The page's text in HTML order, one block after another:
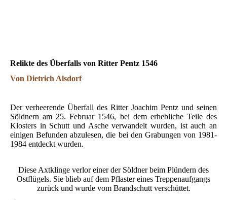
Relikte des Überfalls von Ritter Pentz 1546
Von Dietrich Alsdorf
Der verheerende Überfall des Ritter Joachim Pentz und seinen
Söldnern am 25. Februar 1546, bei dem erhebliche Teile des
Klosters in Schutt und Asche verwandelt wurden, ist auch an
einigen Befunden abzulesen, die bei den Grabungen von 1981-
1984 entdeckt wurden.
Diese Axtklinge verlor einer der Söldner beim Plündern des
Ostflügels. Sie blieb auf dem Pflaster eines Treppenaufgangs
zurück und wurde vom Brandschutt verschüttet.